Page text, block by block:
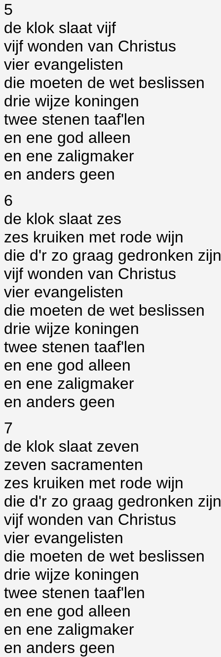
5
de klok slaat vijf
vijf wonden van Christus
vier evangelisten
die moeten de wet beslissen
drie wijze koningen
twee stenen taaf'len
en ene god alleen
en ene zaligmaker
en anders geen
6
de klok slaat zes
zes kruiken met rode wijn
die d'r zo graag gedronken zijn
vijf wonden van Christus
vier evangelisten
die moeten de wet beslissen
drie wijze koningen
twee stenen taaf'len
en ene god alleen
en ene zaligmaker
en anders geen
7
de klok slaat zeven
zeven sacramenten
zes kruiken met rode wijn
die d'r zo graag gedronken zijn
vijf wonden van Christus
vier evangelisten
die moeten de wet beslissen
drie wijze koningen
twee stenen taaf'len
en ene god alleen
en ene zaligmaker
en anders geen